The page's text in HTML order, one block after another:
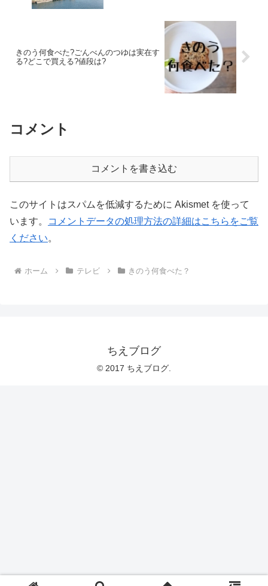
きのう何食べた?ごんべんのつゆは実在す
る?どこで買える?値段は?
コメント
コメントを書き込む
このサイトはスパムを低減するために Akismet を使って
います。
コメントデータの処理方法の詳細はこちらをご覧
ください。
ホーム テレビ きのう何食べた？
ちえブログ
© 2017 ちえブログ.